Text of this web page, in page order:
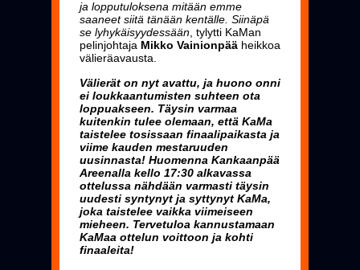
ja lopputuloksena mitään emme
saaneet siitä tänään kentälle. Siinäpä
se lyhykäisyydessään , tylytti KaMan
pelinjohtaja Mikko Vainionpää heikkoa
välieräavausta.
Välierät on nyt avattu, ja huono onni
ei loukkaantumisten suhteen ota
loppuakseen. Täysin varmaa
kuitenkin tulee olemaan, että KaMa
taistelee tosissaan finaalipaikasta ja
viime kauden mestaruuden
uusinnasta! Huomenna Kankaanpää
Areenalla kello 17:30 alkavassa
ottelussa nähdään varmasti täysin
uudesti syntynyt ja syttynyt KaMa,
joka taistelee vaikka viimeiseen
mieheen. Tervetuloa kannustamaan
KaMaa ottelun voittoon ja kohti
finaaleita!